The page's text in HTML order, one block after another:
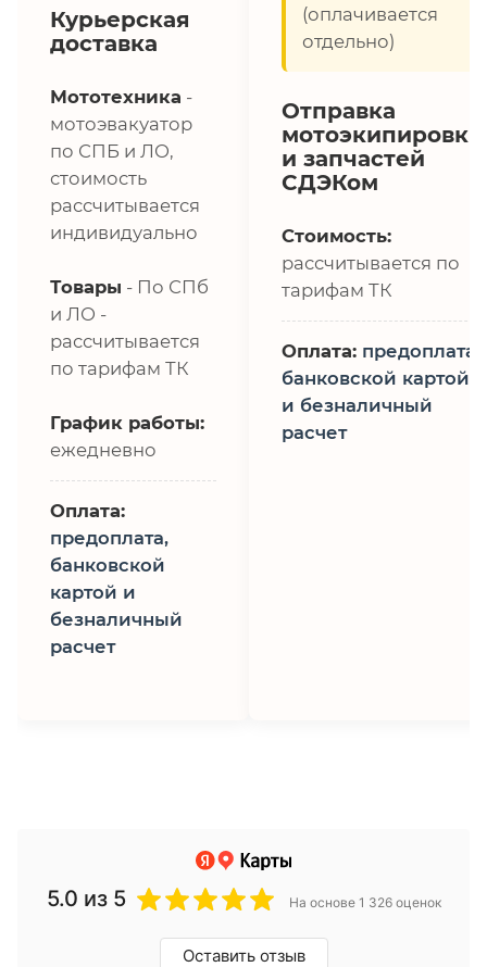
Курьерская
доставка
Мототехника -
мотоэвакуатор
по СПБ и ЛО,
стоимость
рассчитывается
индивидуально
Товары - По СПб
и ЛО -
рассчитывается
по тарифам ТК
График работы:
ежедневно
Оплата:
предоплата,
банковской
картой и
безналичный
расчет
(оплачивается
отдельно)
Отправка
мотоэкипировки
и запчастей
СДЭКом
Стоимость:
рассчитывается по
тарифам ТК
Оплата: предоплата,
банковской картой
и безналичный
расчет
5.0 из 5 На основе 1 326 оценок
Оставить отзыв